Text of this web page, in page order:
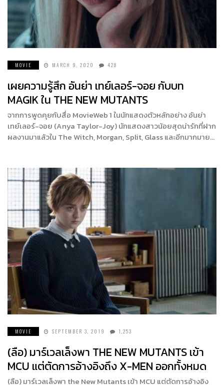
MOVIE MARCH 9, 2020 428
เผยความรู้สึก อันย่า เทย์เลอร์-จอย กับบท
MAGIK ใน THE NEW MUTANTS
จากการพูดคุยกับสื่อ MovieWeb 1 ในนักแสดงตัวหลักอย่าง อันย่า
เทย์เลอร์-จอย (Anya Taylor-Joy) นักแสดงสาวน้อยสุดน่ารักที่ฝาก
ผลงานมาแล้วใน The Witch, Morgan, Split, Glass และอีกมากมาย…
MOVIE SEPTEMBER 3, 2019 1,253
(ลือ) มาร์เวลเล็งพา THE NEW MUTANTS เข้า
MCU แต่ตัดการอ้างอิงถึง X-MEN ออกทั้งหมด
(ลือ) มาร์เวลเล็งพา the New Mutants เข้า MCU แต่ตัดการอ้างอิง